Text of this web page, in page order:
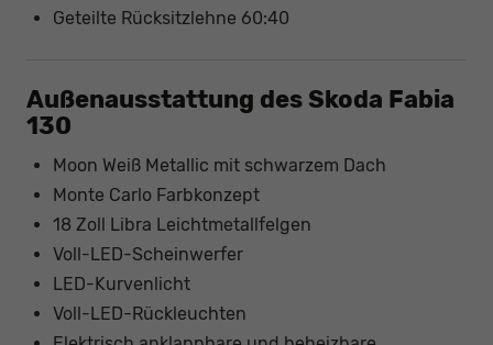
Geteilte Rücksitzlehne 60:40
Außenausstattung des Skoda Fabia
130
Moon Weiß Metallic mit schwarzem Dach
Monte Carlo Farbkonzept
18 Zoll Libra Leichtmetallfelgen
Voll-LED-Scheinwerfer
LED-Kurvenlicht
Voll-LED-Rückleuchten